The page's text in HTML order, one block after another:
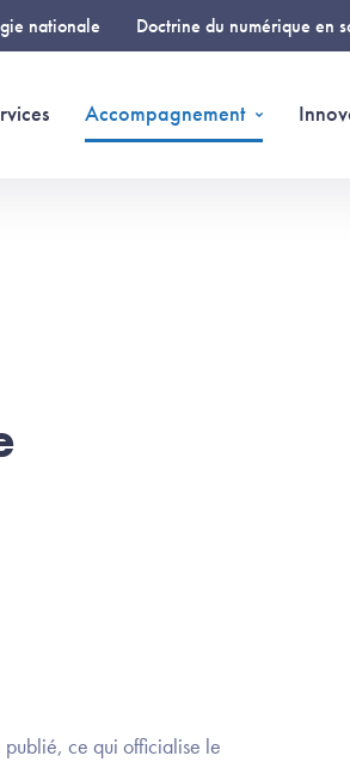
nationale Doctrine du numérique en
Accompagnement
publié, ce qui officialise le